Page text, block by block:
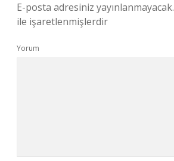
E-posta adresiniz yayınlanmayacak.
ile işaretlenmişlerdir
Yorum